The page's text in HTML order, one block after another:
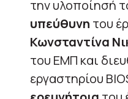
την υλοποίησή
υπεύθυνη του
Κωνσταντίνα
του ΕΜΠ και
εργαστηρίου